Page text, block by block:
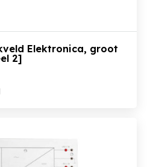
Elektronica, groot
2]